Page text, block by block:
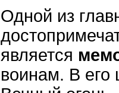
Одной из
является
воинам. В его